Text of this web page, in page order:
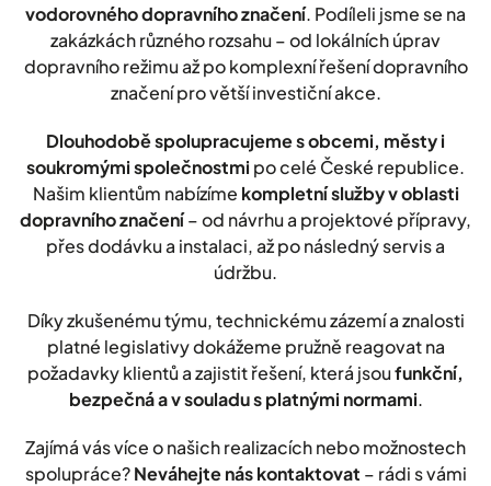
vodorovného dopravního značení. Podíleli jsme se na
zakázkách různého rozsahu – od lokálních úprav
dopravního režimu až po komplexní řešení dopravního
značení pro větší investiční akce.
Dlouhodobě spolupracujeme s obcemi, městy i
soukromými společnostmi po celé České republice.
Našim klientům nabízíme kompletní služby v oblasti
dopravního značení– od návrhu a projektové přípravy,
přes dodávku a instalaci, až po následný servis a
údržbu.
Díky zkušenému týmu, technickému zázemí a znalosti
platné legislativy dokážeme pružně reagovat na
požadavky klientů a zajistit řešení, která jsoufunkční,
bezpečná a v souladu s platnými normami.
Zajímá vás více o našich realizacích nebo možnostech
spolupráce?Neváhejte nás kontaktovat – rádi s vámi